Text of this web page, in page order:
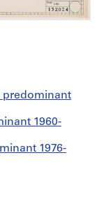
predominant
1960-
1976-